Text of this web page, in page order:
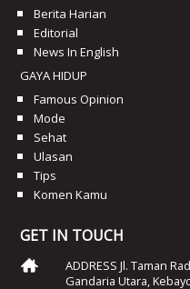
Berita Harian
Editorial
News In English
GAYA HIDUP
Famous Opinion
Mode
Sehat
Ulasan
Tips
Komen Kamu
GET IN TOUCH
ADDRESS Jl. Taman
Gandaria Utara,